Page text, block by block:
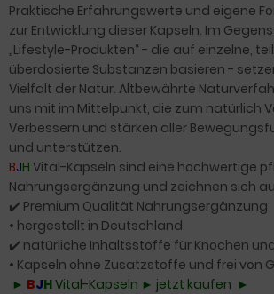
Praktische Erfahrungswerte und eigene
zur Entwicklung dieser Kapseln. Im
„Lifestyle-Produkten“ - die auf einzelne,
überdosierte Substanzen basieren -
Vielfalt der Natur. Altbewährte
uns mit im Mittelpunkt, die zum natürlich
Verbessern und stärken aller
und unterstützen.
BJH Vital-Kapseln sind eine hochwertige
Nahrungsergänzung und zeichnen sich
✔️ Premium Qualität Nahrungsergänzung
• hergestellt in Deutschland
✔️ natürliche Inhaltsstoffe für Knochen
• Kapseln ohne Zusatzstoffe und frei von
► BJHVital-Kapseln ► jetzt kaufen ►